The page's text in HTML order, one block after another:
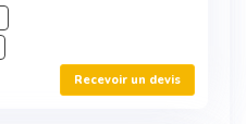
Recevoir un devis